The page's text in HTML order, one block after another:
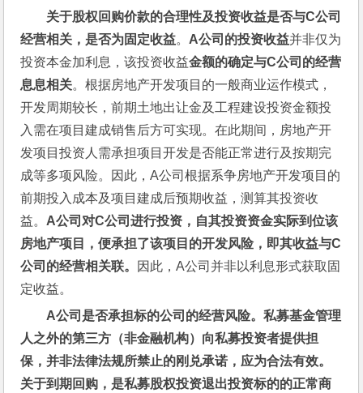
关于股权回购价款的合理性及投资收益是否与C公司
经营相关，是否为固定收益。 A公司的投资收益并非仅为
投资本金加利息，该投资收益金额的确定与C公司的经营
息息相关。根据房地产开发项目的一般商业运作模式，
开发周期较长，前期土地出让金及工程建设投资金额投
入需在项目建成销售后方可实现。在此期间，房地产开
发项目投资人需承担项目开发是否能正常进行及按期完
成等多项风险。因此，A公司根据系争房地产开发项目的
前期投入成本及项目建成后预期收益，测算其投资收
益。 A公司对C公司进行投资，自其投资资金实际到位该
房地产项目，便承担了该项目的开发风险，即其收益与C
公司的经营相关联。 因此，A公司并非以利息形式获取固
定收益。
A公司是否承担标的公司的经营风险。私募基金管理
人之外的第三方（非金融机构）向私募投资者提供担
保，并非法律法规所禁止的刚兑承诺，应为合法有效。
关于到期回购，是私募股权投资退出投资标的的正常商